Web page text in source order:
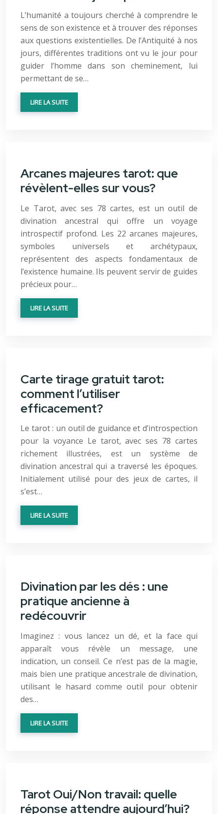
L’humanité a toujours cherché à comprendre le
sens de son existence et à trouver des réponses
aux questions existentielles. De l’Antiquité à nos
jours, différentes traditions ont vu le jour pour
guider l’homme dans son cheminement, lui
permettant de se…
LIRE LA SUITE
Arcanes majeures tarot: que
révèlent-elles sur vous?
Le Tarot, avec ses 78 cartes, est un outil de
divination ancestral qui offre un voyage
introspectif profond. Les 22 arcanes majeures,
symboles universels et archétypaux,
représentent des aspects fondamentaux de
l’existence humaine. Ils peuvent servir de guides
précieux pour…
LIRE LA SUITE
Carte tirage gratuit tarot:
comment l’utiliser
efficacement?
Le tarot : un outil de guidance et d’introspection
pour la voyance Le tarot, avec ses 78 cartes
richement illustrées, est un système de
divination ancestral qui a traversé les époques.
Initialement utilisé pour des jeux de cartes, il
s’est…
LIRE LA SUITE
Divination par les dés : une
pratique ancienne à
redécouvrir
Imaginez : vous lancez un dé, et la face qui
apparaît vous révèle un message, une
indication, un conseil. Ce n’est pas de la magie,
mais bien une pratique ancestrale de divination,
utilisant le hasard comme outil pour obtenir
des…
LIRE LA SUITE
Tarot Oui/Non travail: quelle
réponse attendre aujourd’hui?